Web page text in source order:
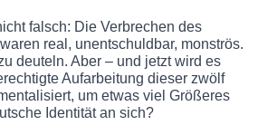
falsch: Die Verbrechen des
real, unentschuldbar, monströs.
deuteln. Aber – und jetzt wird es
Aufarbeitung dieser zwölf
um etwas viel Größeres
Identität an sich?